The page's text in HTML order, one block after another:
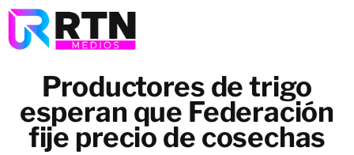
Productores de trigo
esperan que Federación
fije precio de cosechas